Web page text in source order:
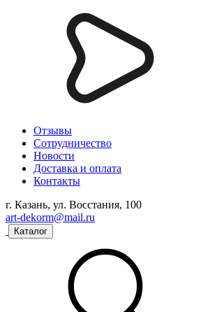
Отзывы
Сотрудничество
Новости
Доставка и оплата
Контакты
г. Казань, ул. Восстания, 100
art-dekorm@mail.ru
Каталог